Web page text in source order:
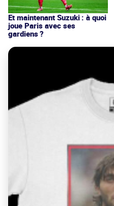
Et maintenant Suzuki : à quoi
joue Paris avec ses
gardiens ?